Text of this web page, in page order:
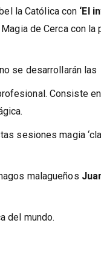
la Católica con‘El
de Cerca con la
se desarrollarán las
Consiste
sesiones magia
del mundo.